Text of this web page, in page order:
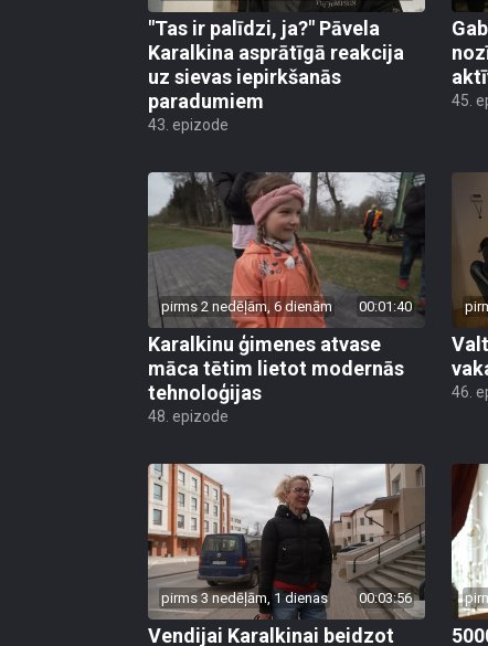
"Tas ir palīdzi, ja?" Pāvela
Karalkina asprātīgā reakcija
uz sievas iepirkšanās
paradumiem
43. epizode
45.
pirms 2 nedēļām, 6 dienām 00:01:40
Karalkinu ģimenes atvase
māca tētim lietot modernās
tehnoloģijas
48. epizode
46.
pirms 3 nedēļām, 1 dienas 00:03:56
Vendijai Karalkinai beidzot